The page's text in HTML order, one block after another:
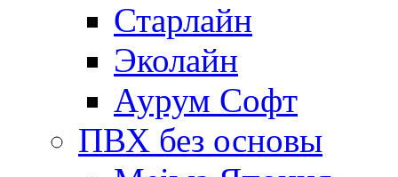
Старлайн
Эколайн
Аурум Софт
ПВХ без основы